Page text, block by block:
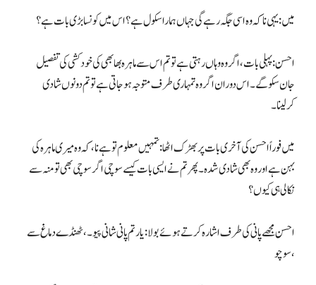
میں: یہی نا کہ وہ اسی جگہ رہے گی جہاں ہمارا سکول ہے؟ اس میں کونسا بڑی بات ہے؟
احسن: پہلی بات، اگر وہ وہاں رہتی ہے تو تم اس سے ماہرہ بھابھی کی خودکشی کی تفصیل
جان سکو گے۔ اس دوران اگر وہ تمہاری طرف متوجہ ہوجاتی ہے تو تم دونوں شادی
کرلینا۔
میں فوراً احسن کی آخری بات پر بھڑک اٹھا: تمہیں معلوم تو ہے نا، کہ وہ میری ماہرہ کی
بہن ہے اور وہ بھی شادی شدہ۔ پھر تم نے ایسی بات کیسے سوچی اگر سوچی بھی تو منہ سے
نکالی ہی کیوں؟
احسن مجھے پانی کی طرف اشارہ کرتے ہوئے بولا: یار تم پانی شانی پیو۔، ٹھنڈے دماغ سے
سوچو،